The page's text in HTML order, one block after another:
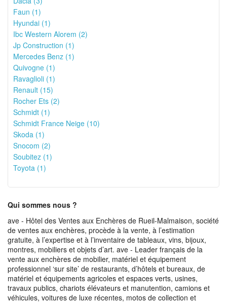
Faun (1)
Hyundai (1)
Ibc Western Alorem (2)
Jp Construction (1)
Mercedes Benz (1)
Quivogne (1)
Ravaglioli (1)
Renault (15)
Rocher Ets (2)
Schmidt (1)
Schmidt France Neige (10)
Skoda (1)
Snocom (2)
Soubitez (1)
Toyota (1)
Qui sommes nous ?
ave - Hôtel des Ventes aux Enchères de Rueil-Malmaison, société
de ventes aux enchères, procède à la vente, à l’estimation
gratuite, à l’expertise et à l’inventaire de tableaux, vins, bijoux,
montres, mobiliers et objets d’art. ave - Leader français de la
vente aux enchères de mobilier, matériel et équipement
professionnel ‘sur site’ de restaurants, d’hôtels et bureaux, de
matériel et équipements agricoles et espaces verts, usines,
travaux publics, chariots élévateurs et manutention, camions et
véhicules, voitures de luxe récentes, motos de collection et